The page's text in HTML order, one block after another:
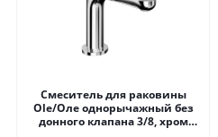
Смеситель для раковины
Ole/Оле однорычажный без
донного клапана 3/8, хром